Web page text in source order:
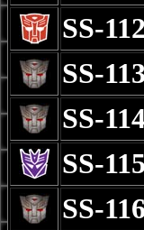
SS-
SS-
SS-
SS-
SS-